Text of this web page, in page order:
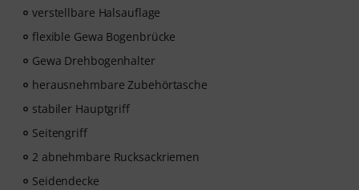
verstellbare Halsauflage
flexible Gewa Bogenbrücke
Gewa Drehbogenhalter
herausnehmbare Zubehörtasche
stabiler Hauptgriff
Seitengriff
2 abnehmbare Rucksackriemen
Seidendecke